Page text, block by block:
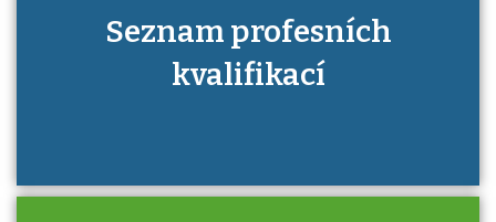
Seznam profesních
kvalifikací